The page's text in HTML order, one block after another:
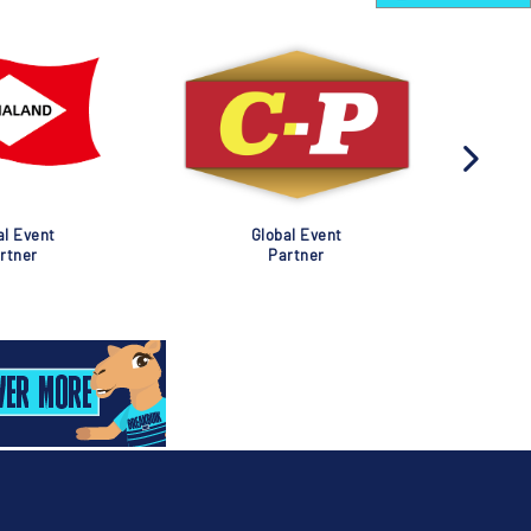
Event
Global Event
Partner